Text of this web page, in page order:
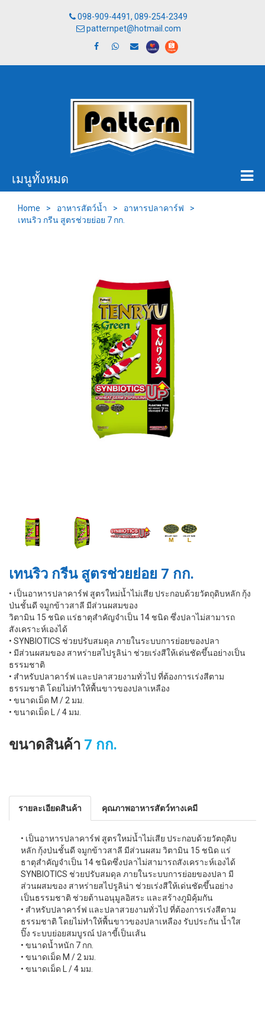
098-909-4491, 089-254-2349
patternpet@hotmail.com
เมนูทั้งหมด
Home > อาหารสัตว์น้ำ > อาหารปลาคาร์ฟ
>
เทนริว กรีน สูตรช่วยย่อย 7 กก.
เทนริว กรีน สูตรช่วยย่อย 7 กก.
• เป็นอาหารปลาคาร์ฟ สูตรใหม่นํ้าไม่เสีย ประกอบด้วยวัตถุดิบหลัก กุ้ง
ป่นชั้นดี จมูกข้าวสาลี มีส่วนผสมของ
วิตามิน 15 ชนิด แร่ธาตุสำคัญจำเป็น 14 ชนิด ซึ่งปลาไม่สามารถ
สังเคราะห์เองได้
• SYNBIOTICS ช่วยปรับสมดุล ภายในระบบการย่อยของปลา
• มีส่วนผสมของ สาหร่ายสไปรูลิน่า ช่วยเร่งสีให้เด่นชัดขึ้นอย่างเป็น
ธรรมชาติ
• สำหรับปลาคาร์ฟ และปลาสวยงามทั่วไป ที่ต้องการเร่งสีตาม
ธรรมชาติ โดยไม่ทำให้พื้นขาวของปลาเหลือง
• ขนาดเม็ด M / 2 มม.
• ขนาดเม็ด L / 4 มม.
ขนาดสินค้า 7 กก.
รายละเอียดสินค้า คุณภาพอาหารสัตว์ทางเคมี
• เป็นอาหารปลาคาร์ฟ สูตรใหม่นํ้าไม่เสีย ประกอบด้วยวัตถุดิบ
หลัก กุ้งป่นชั้นดี จมูกข้าวสาลี มีส่วนผสม วิตามิน 15 ชนิด แร่
ธาตุสำคัญจำเป็น 14 ชนิดซึ่งปลาไม่สามารถสังเคราะห์เองได้
SYNBIOTICS ช่วยปรับสมดุล ภายในระบบการย่อยของปลา มี
ส่วนผสมของ สาหร่ายสไปรูลิน่า ช่วยเร่งสีให้เด่นชัดขึ้นอย่าง
เป็นธรรมชาติ ช่วยต้านอนุมูลอิสระ และสร้างภูมิคุ้มกัน
• สำหรับปลาคาร์ฟ และปลาสวยงามทั่วไป ที่ต้องการเร่งสีตาม
ธรรมชาติ โดยไม่ทำให้พื้นขาวของปลาเหลือง รับประกัน นํ้าใส
ปิ๊ง ระบบย่อยสมบูรณ์ ปลาขี้เป็นเส้น
• ขนาดน้ำหนัก 7 กก.
• ขนาดเม็ด M / 2 มม.
• ขนาดเม็ด L / 4 มม.